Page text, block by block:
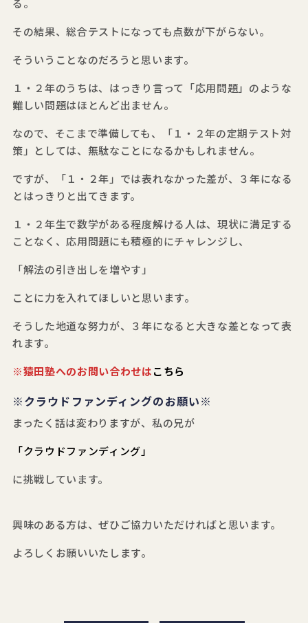
る。
その結果、総合テストになっても点数が下がらない。
そういうことなのだろうと思います。
１・２年のうちは、はっきり言って「応用問題」のような
難しい問題はほとんど出ません。
なので、そこまで準備しても、「１・２年の定期テスト対
策」としては、無駄なことになるかもしれません。
ですが、「１・２年」では表れなかった差が、３年になる
とはっきりと出てきます。
１・２年生で数学がある程度解ける人は、現状に満足する
ことなく、応用問題にも積極的にチャレンジし、
「解法の引き出しを増やす」
ことに力を入れてほしいと思います。
そうした地道な努力が、３年になると大きな差となって表
れます。
※猿田塾へのお問い合わせは こちら
※クラウドファンディングのお願い※
まったく話は変わりますが、私の兄が
「クラウドファンディング」
に挑戦しています。
興味のある方は、ぜひご協力いただければと思います。
よろしくお願いいたします。